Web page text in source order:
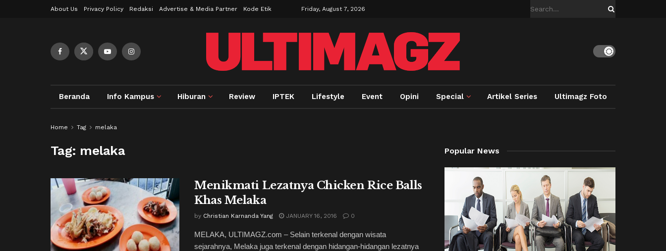
About Us Privacy Policy Redaksi Advertise & Media Partner Kode Etik Friday, August 7, 2026
Beranda Info Kampus Hiburan Review IPTEK Lifestyle Event Opini Special Artikel Series Ultimagz Foto
Home Tag melaka
Tag: melaka
Menikmati Lezatnya Chicken Rice Balls
Khas Melaka
by Christian Karnanda Yang JANUARY 16, 2016 0
MELAKA, ULTIMAGZ.com – Selain terkenal dengan wisata
sejarahnya, Melaka juga terkenal dengan hidangan-hidangan lezatnya
Popular News